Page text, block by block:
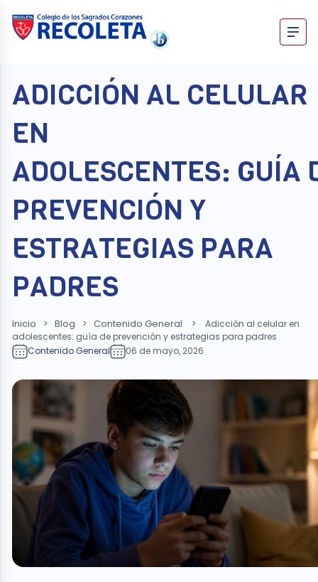
content
ADICCIÓN AL CELULAR
EN
ADOLESCENTES: GUÍA
PREVENCIÓN Y
ESTRATEGIAS PARA
PADRES
Inicio > Blog > Contenido General >
Adicción al celular en
adolescentes: guía de prevención y estrategias para padres
Contenido General
06 de mayo, 2026